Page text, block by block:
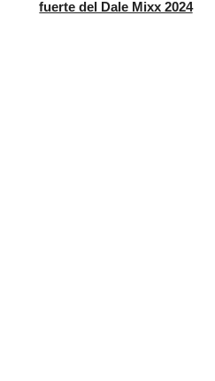
fuerte del Dale Mixx 2024